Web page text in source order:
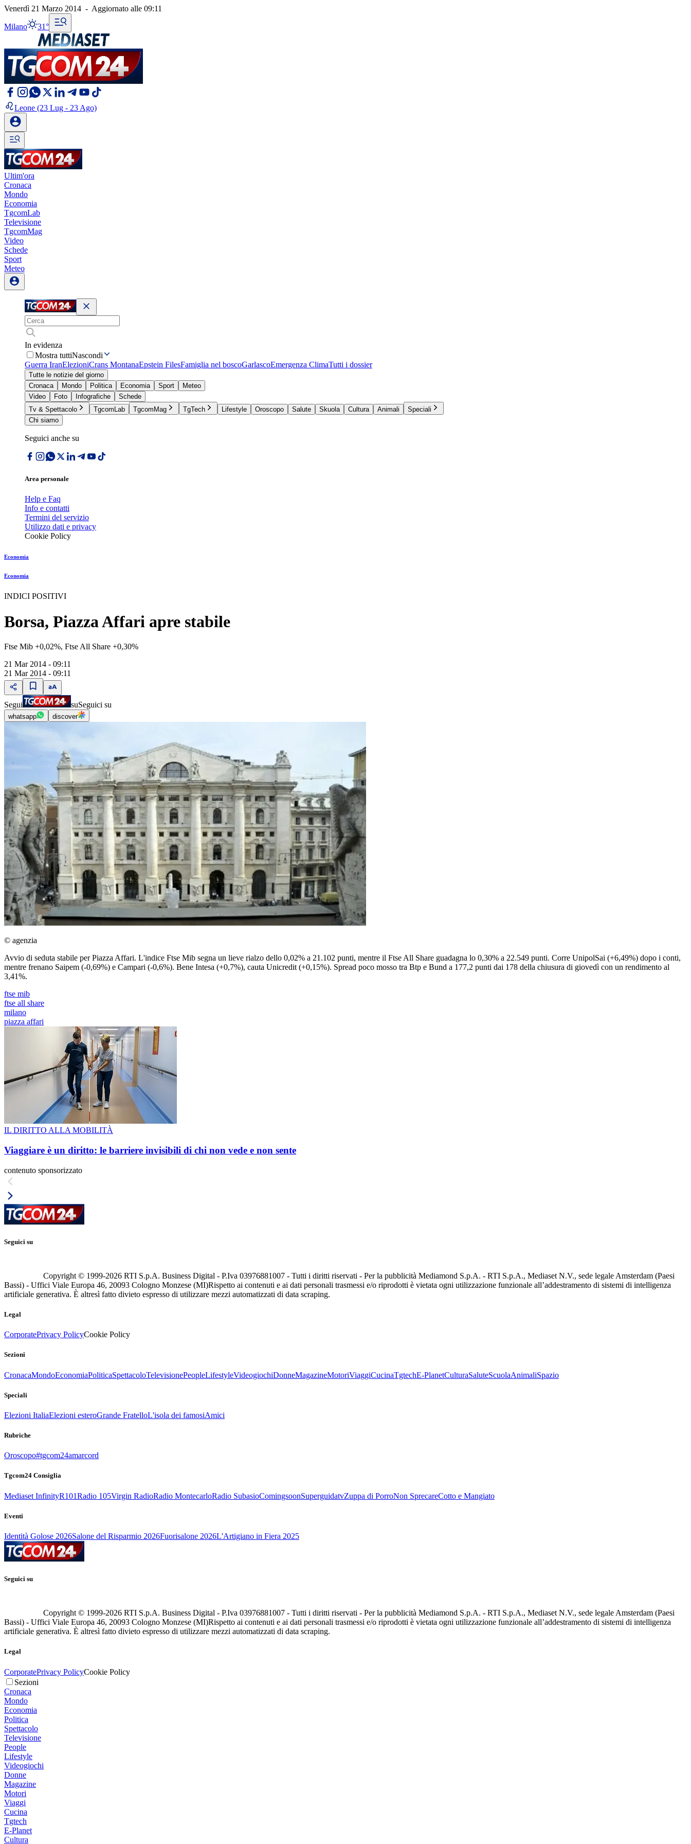
Venerdì 21 Marzo 2014 - Aggiornato alle 09:11
Milano 31°
Leone (23 Lug - 23 Ago)
Ultim'ora
Cronaca
Mondo
Economia
TgcomLab
Televisione
TgcomMag
Video
Schede
Sport
Meteo
In evidenza
Mostra tuttiNascondi
Guerra IranElezioniCrans MontanaEpstein FilesFamiglia nel boscoGarlascoEmergenza ClimaTutti i dossier
Tutte le notizie del giorno
Cronaca
Mondo Politica Economia Sport
Meteo
Video
Foto Infografiche
Schede
Tv & Spettacolo
TgcomLab TgcomMag TgTech Lifestyle Oroscopo Salute Skuola Cultura Animali
Speciali
Chi siamo
Seguici anche su
Area personale
Help e Faq
Info e contatti
Termini del servizio
Utilizzo dati e privacy
Cookie Policy
Economia
Economia
INDICI POSITIVI
Borsa, Piazza Affari apre stabile
Ftse Mib +0,02%, Ftse All Share +0,30%
21 Mar 2014 - 09:11
21 Mar 2014 - 09:11
Segui suSeguici su
whatsapp discover
© agenzia
Avvio di seduta stabile per Piazza Affari. L'indice Ftse Mib segna un lieve rialzo dello 0,02% a 21.102 punti, mentre il Ftse All Share guadagna lo 0,30% a 22.549 punti. Corre UnipolSai (+6,49%) dopo i conti,
mentre frenano Saipem (-0,69%) e Campari (-0,6%). Bene Intesa (+0,7%), cauta Unicredit (+0,15%). Spread poco mosso tra Btp e Bund a 177,2 punti dai 178 della chiusura di giovedì con un rendimento al
3,41%.
ftse mib
ftse all share
milano
piazza affari
IL DIRITTO ALLA MOBILITÀ
Viaggiare è un diritto: le barriere invisibili di chi non vede e non sente
contenuto sponsorizzato
Seguici su
Copyright © 1999-2026 RTI S.p.A. Business Digital - P.Iva 03976881007 - Tutti i diritti riservati - Per la pubblicità Mediamond S.p.A. - RTI S.p.A., Mediaset N.V., sede legale Amsterdam (Paesi
Bassi) - Uffici Viale Europa 46, 20093 Cologno Monzese (MI)Rispetto ai contenuti e ai dati personali trasmessi e/o riprodotti è vietata ogni utilizzazione funzionale all’addestramento di sistemi di intelligenza
artificiale generativa. È altresì fatto divieto espresso di utilizzare mezzi automatizzati di data scraping.
Legal
CorporatePrivacy PolicyCookie Policy
Sezioni
CronacaMondoEconomiaPoliticaSpettacoloTelevisionePeopleLifestyleVideogiochiDonneMagazineMotoriViaggiCucinaTgtechE-PlanetCulturaSaluteScuolaAnimaliSpazio
Speciali
Elezioni ItaliaElezioni esteroGrande FratelloL'isola dei famosiAmici
Rubriche
Oroscopo#tgcom24amarcord
Tgcom24 Consiglia
Mediaset InfinityR101Radio 105Virgin RadioRadio MontecarloRadio SubasioComingsoonSuperguidatvZuppa di PorroNon SprecareCotto e Mangiato
Eventi
Identità Golose 2026Salone del Risparmio 2026Fuorisalone 2026L'Artigiano in Fiera 2025
Seguici su
Copyright © 1999-2026 RTI S.p.A. Business Digital - P.Iva 03976881007 - Tutti i diritti riservati - Per la pubblicità Mediamond S.p.A. - RTI S.p.A., Mediaset N.V., sede legale Amsterdam (Paesi
Bassi) - Uffici Viale Europa 46, 20093 Cologno Monzese (MI)Rispetto ai contenuti e ai dati personali trasmessi e/o riprodotti è vietata ogni utilizzazione funzionale all’addestramento di sistemi di intelligenza
artificiale generativa. È altresì fatto divieto espresso di utilizzare mezzi automatizzati di data scraping.
Legal
CorporatePrivacy PolicyCookie Policy
Sezioni
Cronaca
Mondo
Economia
Politica
Spettacolo
Televisione
People
Lifestyle
Videogiochi
Donne
Magazine
Motori
Viaggi
Cucina
Tgtech
E-Planet
Cultura